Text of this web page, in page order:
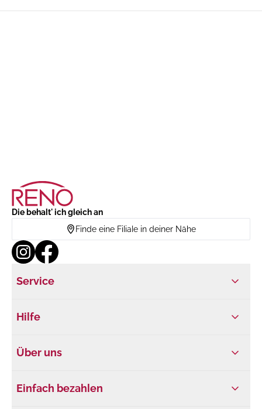
Die behalt' ich gleich an
Finde eine Filiale in deiner Nähe
Service
Hilfe
Über uns
Einfach bezahlen